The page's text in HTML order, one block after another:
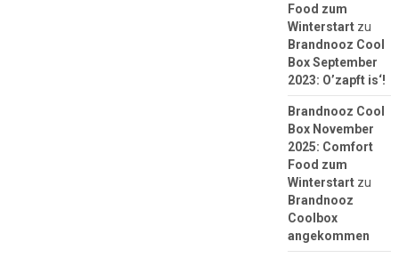
Food zum
Winterstartzu
Brandnooz Cool
Box September
2023: O’zapft is‘!
Brandnooz Cool
Box November
2025: Comfort
Food zum
Winterstartzu
Brandnooz
Coolbox
angekommen